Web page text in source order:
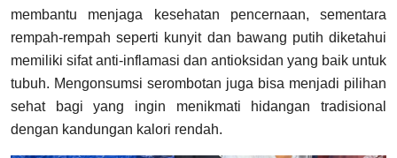
membantu menjaga kesehatan pencernaan, sementara
rempah-rempah seperti kunyit dan bawang putih diketahui
memiliki sifat anti-inflamasi dan antioksidan yang baik untuk
tubuh. Mengonsumsi serombotan juga bisa menjadi pilihan
sehat bagi yang ingin menikmati hidangan tradisional
dengan kandungan kalori rendah.